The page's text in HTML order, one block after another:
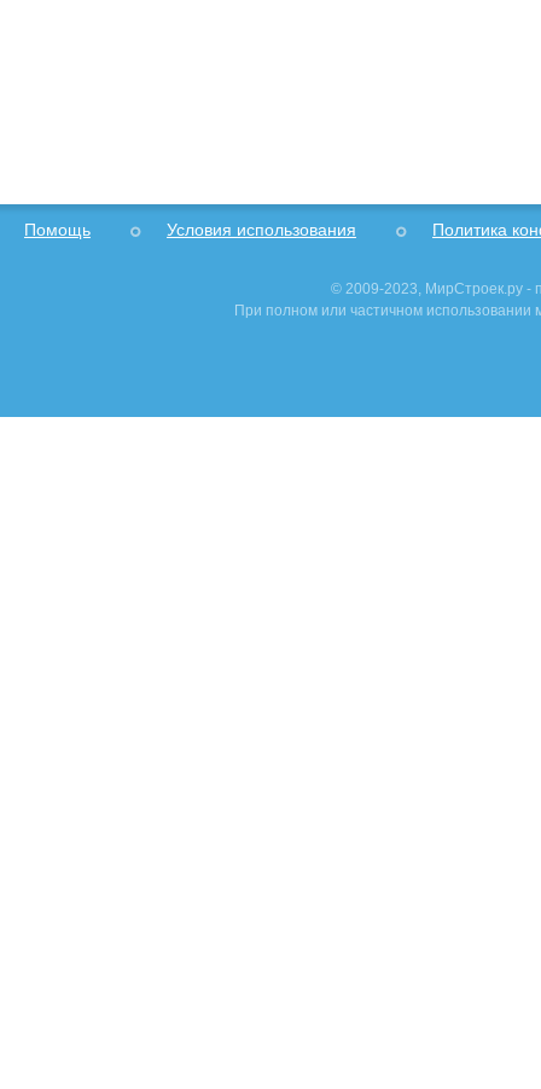
Помощь Условия использования Политика
© 2009-2023, МирСтроек.ру -
При полном или частичном использовании